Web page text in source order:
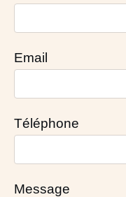
Email
Téléphone
Message